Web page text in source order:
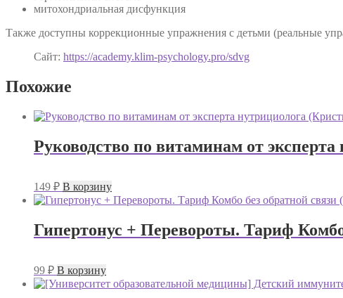
митохондриальная дисфункция
Также доступны коррекционные упражнения с детьми (реальные
Сайт: https://academy.klim-psychology.pro/sdvg
Похожие
Руководство по витаминам от
149 ₽ В корзину
Гипертонус + Перевороты. Тариф
99 ₽ В корзину